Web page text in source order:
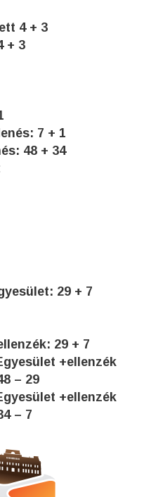
4 + 3
+ 3
7 + 1
48 + 34
29 + 7
29 + 7
+ellenzék
– 29
+ellenzék
– 7